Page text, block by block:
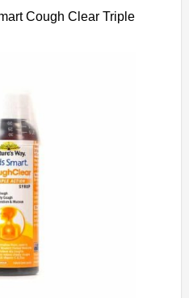
Cough Clear Triple